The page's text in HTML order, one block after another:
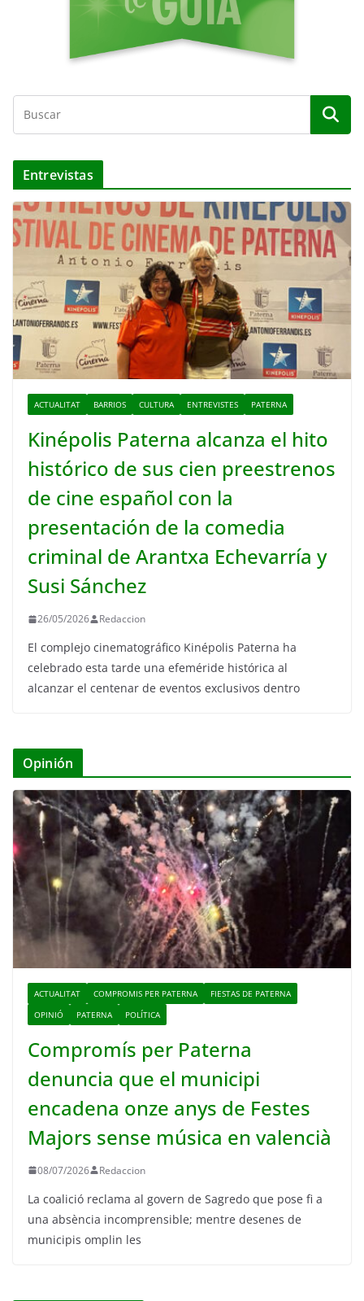
Entrevistas
ACTUALITAT BARRIOS CULTURA ENTREVISTES PATERNA
Kinépolis Paterna alcanza el hito
histórico de sus cien preestrenos
de cine español con la
presentación de la comedia
criminal de Arantxa Echevarría y
Susi Sánchez
26/05/2026 Redaccion
El complejo cinematográfico Kinépolis Paterna ha
celebrado esta tarde una efeméride histórica al
alcanzar el centenar de eventos exclusivos dentro
Opinión
ACTUALITAT COMPROMIS PER PATERNA
FIESTAS DE PATERNA
OPINIÓ
PATERNA POLÍTICA
Compromís per Paterna
denuncia que el municipi
encadena onze anys de Festes
Majors sense música en valencià
08/07/2026 Redaccion
La coalició reclama al govern de Sagredo que pose fi a
una absència incomprensible; mentre desenes de
municipis omplin les